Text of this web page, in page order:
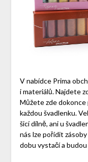
V nabídce Prima
i materiálů. Najdete
Můžete zde
každou švadlenku.
šicí dílně, ani u
nás lze pořídit
dobu vystačí a